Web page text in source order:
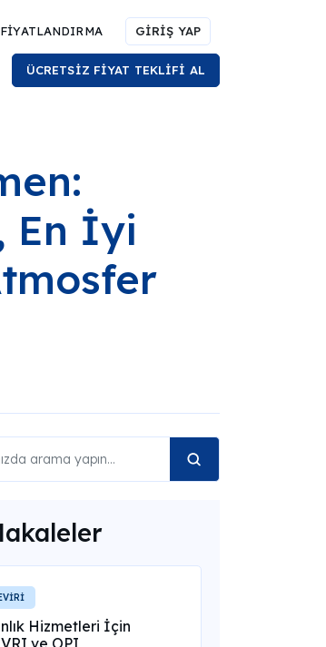
FİYATLANDIRMA GİRİŞ YAP
ÜCRETSİZ FİYAT TEKLİFİ AL
En İyi
Hizmetleri İçin
ve OPI